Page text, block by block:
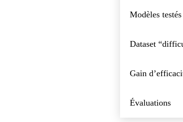
Modèles testés
Dataset
Gain
Évaluations